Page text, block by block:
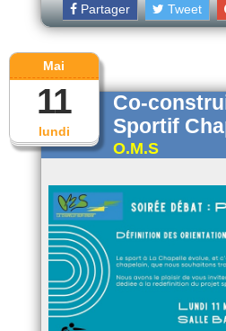
Partager Tweet
lundi
Mai
11
Co-
Sportif
O.M.S